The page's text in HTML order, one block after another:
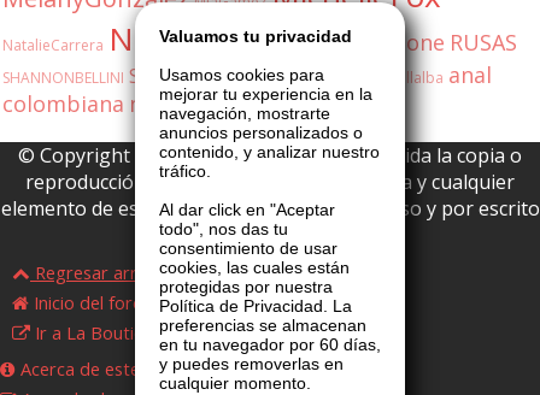
NatalieCarrera NatashaDuranOliviaStone RUSAS
SHANNONBELLINI SabrinaFox ShannonBellini ValeriaVillalba anal
colombiana milf shannon5548171077
© Copyright 2026 La Boutique VIP • Prohibida la copia o
reproducción parcial o total de esta página y cualquier
elemento de este website sin permiso expreso y por escrito
de La Boutique VIP.
Regresar arriba
Inicio del foro
Ir a La Boutique VIP
Acerca de este foro
Valuamos tu privacidad
Usamos cookies para
mejorar tu experiencia en la
navegación, mostrarte
anuncios personalizados o
contenido, y analizar nuestro
tráfico.
Al dar click en "Aceptar
todo", nos das tu
consentimiento de usar
cookies, las cuales están
protegidas por nuestra
Política de Privacidad. La
preferencias se almacenan
en tu navegador por 60 días,
y puedes removerlas en
cualquier momento.